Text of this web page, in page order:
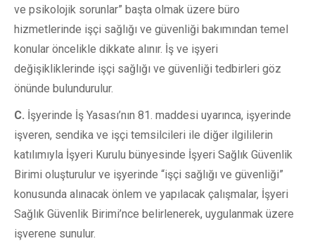
ve psikolojik sorunlar” başta olmak üzere büro
hizmetlerinde işçi sağlığı ve güvenliği bakımından temel
konular öncelikle dikkate alınır. İş ve işyeri
değişikliklerinde işçi sağlığı ve güvenliği tedbirleri göz
önünde bulundurulur.
C. İşyerinde İş Yasası’nın 81. maddesi uyarınca, işyerinde
işveren, sendika ve işçi temsilcileri ile diğer ilgililerin
katılımıyla İşyeri Kurulu bünyesinde İşyeri Sağlık Güvenlik
Birimi oluşturulur ve işyerinde “işçi sağlığı ve güvenliği”
konusunda alınacak önlem ve yapılacak çalışmalar, İşyeri
Sağlık Güvenlik Birimi’nce belirlenerek, uygulanmak üzere
işverene sunulur.